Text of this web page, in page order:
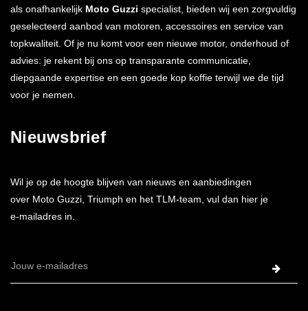
als onafhankelijk Moto Guzzi specialist, bieden wij een zorgvuldig
geselecteerd aanbod van motoren, accessoires en service van
topkwaliteit. Of je nu komt voor een nieuwe motor, onderhoud of
advies: je rekent bij ons op transparante communicatie,
diepgaande expertise en een goede kop koffie terwijl we de tijd
voor je nemen.
Nieuwsbrief
Wil je op de hoogte blijven van nieuws en aanbiedingen
over Moto Guzzi, Triumph en het TLM-team, vul dan hier je
e-mailadres in.
E-